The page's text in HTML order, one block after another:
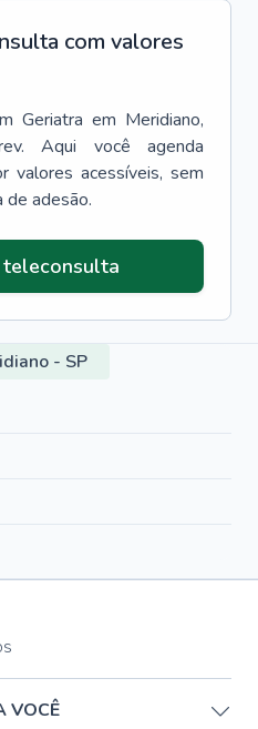
com valores
Geriatra em Meridiano,
Aqui você agenda
valores acessíveis, sem
de adesão.
- SP
VOCÊ